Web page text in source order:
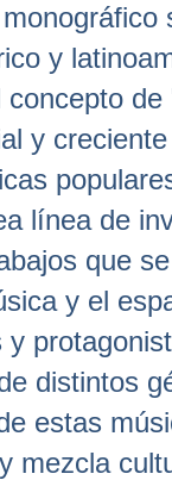
y
concepto
y
línea de
que
y el
y
distintos
estas
mezcla